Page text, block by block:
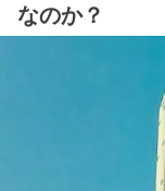
なのか？